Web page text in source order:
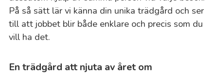
På så sätt lär vi känna din unika trädgård och ser
till att jobbet blir både enklare och precis som du
vill ha det.
En trädgård att njuta av året om